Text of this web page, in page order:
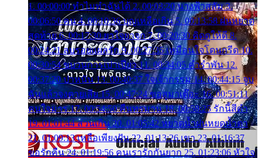
1. 00:00:00 ทำไมทำฉันได้ 2. 00:03:20 นางฟ้าสลัม 3.
00:06:50 คน 4. 00:10:36 บุญเหลือเกิน 5. 00:13:58 ฝนหยาด
สุดท้าย 6. 00:17:30 ยาใจยาจก 7. 00:20:30 คิดดูให้ดี 8.
00:24:21 ลบรอยแผลรัก 9. 00:27:35 เหมือนใจโดนกรีด 10.
00:30:54 ขบวนการเปาเปียว 11. 00:34:05 คำรำพัน 12.
00:37:20 ปาหนัน 13. 00:40:37 ใจเจ้ากรรม 14. 00:44:15 จูบ
ฉันแล้วจงตายเสีย 15. 00:47:24 ขอสูมาเต๊อะ 16. 00:51:11
คนใจมาร 17. 00:54:50 คืนทรมาน 18. 00:58:25 รักนี้สีดำ
19. 01:01:44 ส่วนเกิน 20. 01:05:42 หยาดน้ำฝนหยดน้ำตา
21. 01:09:13 เหลือเพียงฝัน 22. 01:13:26 เขา 23. 01:16:37
ขอรักคืน 24. 01:19:56 คนเรารักกันยาก 25. 01:23:06 หัวใจ